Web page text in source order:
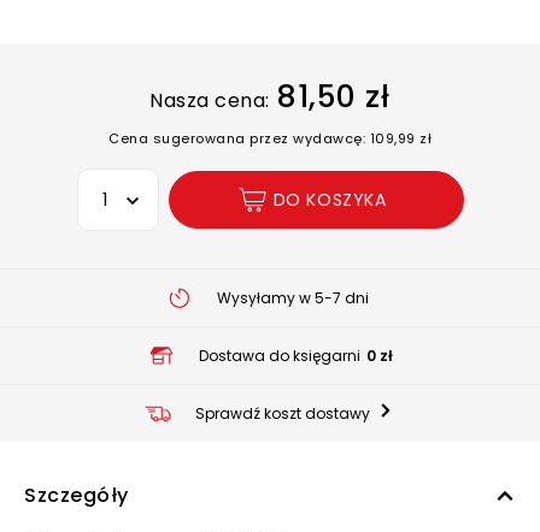
Nasza cena: 81,50 zł
Cena sugerowana przez wydawcę: 109,99 zł
Wybierz opcję
DO KOSZYKA
Wysyłamy w 5-7 dni
Dostawa do księgarni 0 zł
Sprawdź koszt dostawy
Szczegóły